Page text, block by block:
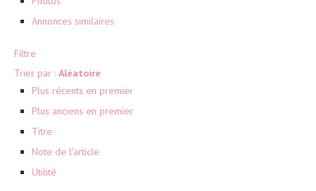
Annonces similaires
Filtre
Trier par : Aléatoire
Plus récents en premier
Plus anciens en premier
Titre
Note de l’article
Utilité